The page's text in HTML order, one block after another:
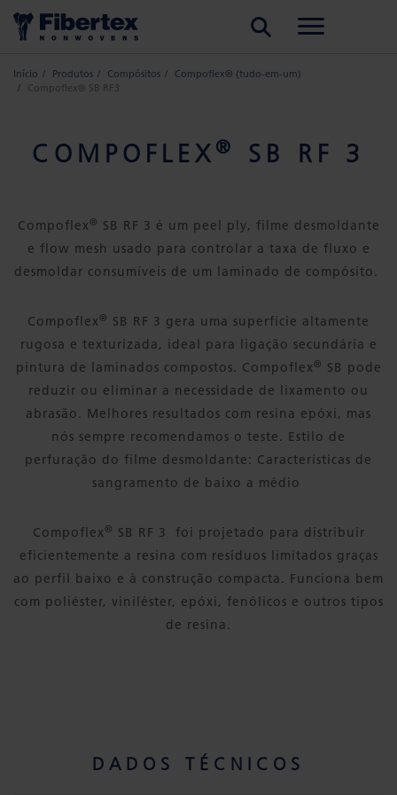
Início Produtos Compósitos
Compoflex® (tudo-em-um)
Compoflex® SB RF3
COMPOFLEX ® SB RF 3
Compoflex ® SB RF 3 é um peel ply, filme desmoldante
e flow mesh usado para controlar a taxa de fluxo e
desmoldar consumíveis de um laminado de compósito.
Compoflex ® SB RF 3 gera uma superfície altamente
rugosa e texturizada, ideal para ligação secundária e
pintura de laminados compostos. Compoflex ® SB pode
reduzir ou eliminar a necessidade de lixamento ou
abrasão. Melhores resultados com resina epóxi, mas
nós sempre recomendamos o teste. Estilo de
perfuração do filme desmoldante: Características de
sangramento de baixo a médio
Compoflex ® SB RF 3 foi projetado para distribuir
eficientemente a resina com resíduos limitados graças
ao perfil baixo e à construção compacta. Funciona bem
com poliéster, viniléster, epóxi, fenólicos e outros tipos
de resina.
DADOS TÉCNICOS